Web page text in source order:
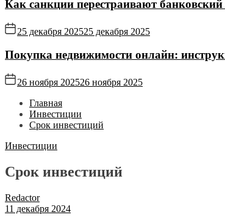
Как санкции перестраивают
25 декабря 202525 декабря 2025
Покупка недвижимости онлайн:
26 ноября 202526 ноября 2025
Главная
Инвестиции
Срок инвестиций
Инвестиции
Срок инвестиций
Redactor
11 декабря 2024